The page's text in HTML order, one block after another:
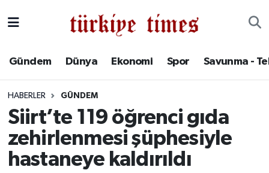
Gündem Dünya Ekonomi Spor Savunma -
HABERLER GÜNDEM
Siirt’te 119 öğrenci gıda
zehirlenmesi şüphesiyle
hastaneye kaldırıldı
Spor
Savunma - Teknoloji
Süper Lig Puan Durumu ve Fikstür
Tüm Manşetler
Son Dakika Haberleri